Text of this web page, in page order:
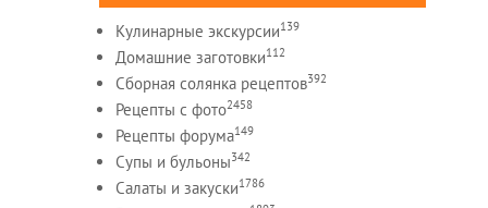
Кулинарные экскурсии139
Домашние заготовки112
Сборная солянка рецептов392
Рецепты c фото2458
Рецепты форума149
Супы и бульоны342
Салаты и закуски1786